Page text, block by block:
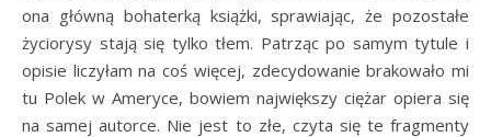
ona główną bohaterką książki, sprawiając, że pozostałe
życiorysy stają się tylko tłem. Patrząc po samym tytule i
opisie liczyłam na coś więcej, zdecydowanie brakowało mi
tu Polek w Ameryce, bowiem największy ciężar opiera się
na samej autorce. Nie jest to złe, czyta się te fragmenty